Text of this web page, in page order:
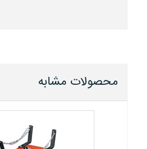
محصولات مشابه